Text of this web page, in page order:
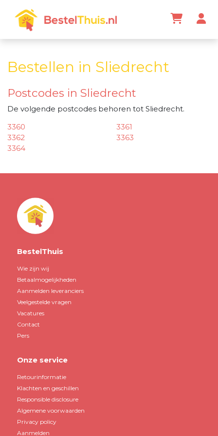
Bestellen in Sliedrecht
Postcodes in Sliedrecht
De volgende postcodes behoren tot Sliedrecht.
3360
3361
3362
3363
3364
BestelThuis
Wie zijn wij
Betaalmogelijkheden
Aanmelden leveranciers
Veelgestelde vragen
Vacatures
Contact
Pers
Onze service
Retourinformatie
Klachten en geschillen
Responsible disclosure
Algemene voorwaarden
Privacy policy
Aanmelden